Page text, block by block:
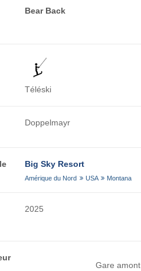
Bear Back
Téléski
Doppelmayr
Big Sky Resort
Amérique du Nord USA Montana
2025
Gare amont